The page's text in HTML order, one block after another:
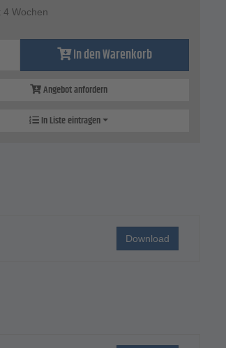
4 Wochen
In den Warenkorb
Angebot anfordern
In Liste eintragen
Download